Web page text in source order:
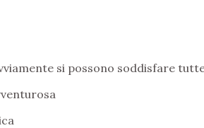
si possono soddisfare